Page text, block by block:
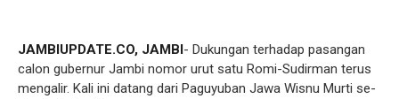
JAMBIUPDATE.CO, JAMBI- Dukungan terhadap pasangan
calon gubernur Jambi nomor urut satu Romi-Sudirman terus
mengalir. Kali ini datang dari Paguyuban Jawa Wisnu Murti se-